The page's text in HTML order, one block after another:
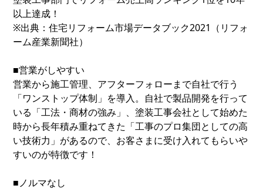
以上達成！
※出典：住宅リフォーム市場データブック2021（リフォ
ーム産業新聞社）
■営業がしやすい
営業から施工管理、アフターフォローまで自社で行う
「ワンストップ体制」を導入。自社で製品開発を行って
いる「工法・商材の強み」、塗装工事会社として始めた
時から長年積み重ねてきた「工事のプロ集団としての高
い技術力」があるので、お客さまに受け入れてもらいや
すいのが特徴です！
■ノルマなし